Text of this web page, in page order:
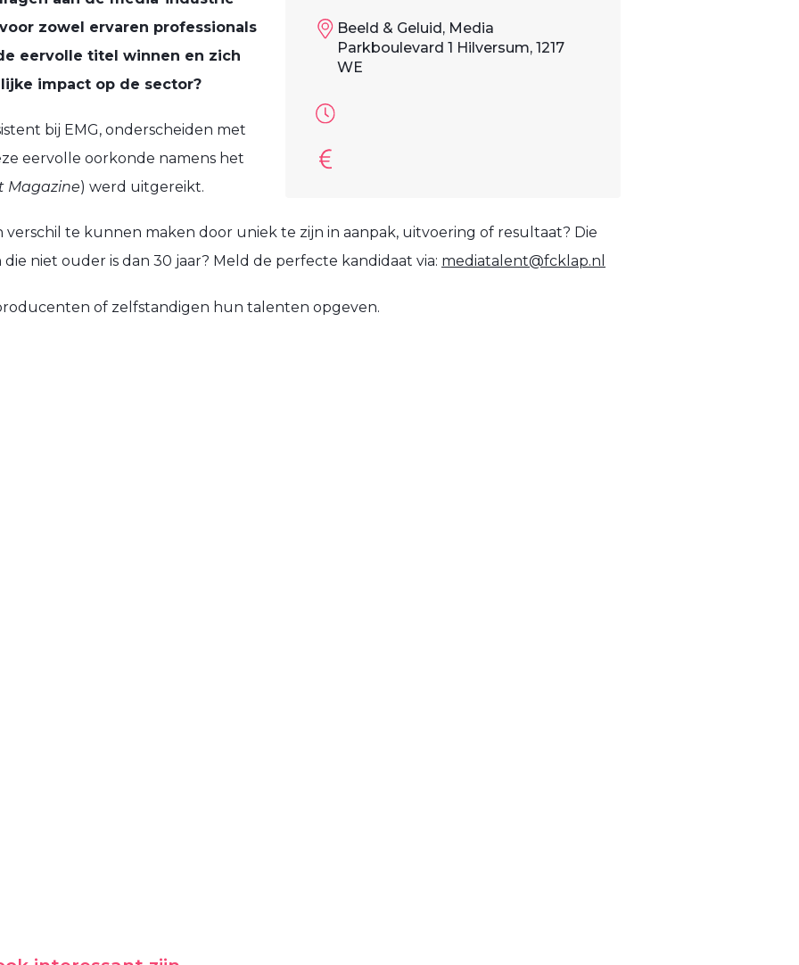
Beeld & Geluid, Media
Parkboulevard 1 Hilversum, 1217
WE
zowel ervaren professionals
eervolle titel winnen en zich
impact op de sector?
bij EMG, onderscheiden met
eervolle oorkonde namens het
Magazine) werd uitgereikt.
verschil te kunnen maken door uniek te zijn in aanpak, uitvoering of resultaat? Die
niet ouder is dan 30 jaar? Meld de perfecte kandidaat via: mediatalent@fcklap.nl
of zelfstandigen hun talenten opgeven.